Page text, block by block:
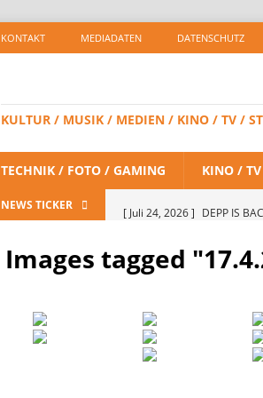
KONTAKT MEDIADATEN DATENSCHUTZ
KULTUR / MUSIK / MEDIEN / KINO / TV /
TECHNIK / FOTO / GAMING KINO /
NEWS TICKER
[ Juli 23, 2026 ]
SPIDER-
[ Juli 8, 2026 ]
KAULITZ &
STREAMING
Images tagged